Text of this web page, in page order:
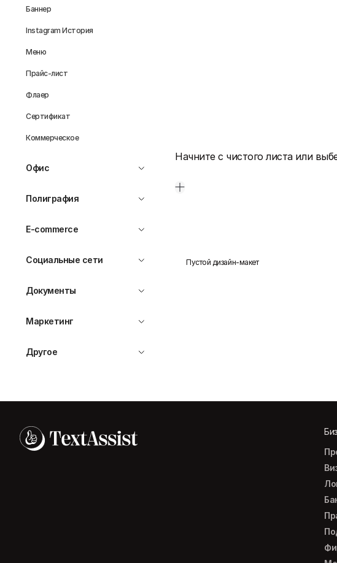
Баннер
Instagram История
Меню
Прайс-лист
Флаер
Сертификат
Коммерческое
Офис
Полиграфия
E-commerce
Социальные сети
Документы
Маркетинг
Другое
Начните с чистого листа или
Пустой дизайн-макет